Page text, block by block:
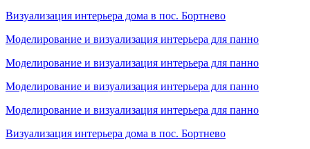
Визуализация интерьера дома в пос. Бортнево
Моделирование и визуализация интерьера для панно
Моделирование и визуализация интерьера для панно
Моделирование и визуализация интерьера для панно
Моделирование и визуализация интерьера для панно
Визуализация интерьера дома в пос. Бортнево